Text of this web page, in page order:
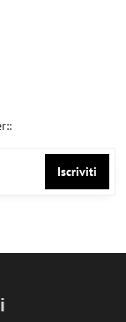
Iscriviti